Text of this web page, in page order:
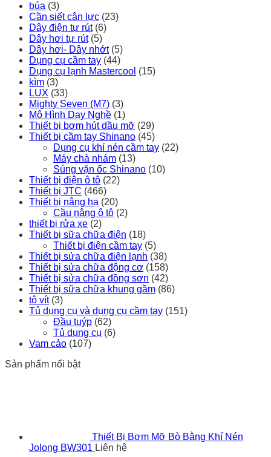
búa (3)
Cần siết cân lực (23)
Dây điện tự rút (6)
Dây hơi tự rút (5)
Dây hơi- Dây nhớt (5)
Dụng cụ cầm tay (44)
Dụng cụ lạnh Mastercool (15)
kìm (3)
LUX (33)
Mighty Seven (M7) (3)
Mô Hình Dạy Nghề (1)
Thiết bị bơm hút dầu mỡ (29)
Thiết bị cầm tay Shinano (45)
Dụng cụ khí nén cầm tay (22)
Máy chà nhám (13)
Súng vặn ốc Shinano (10)
Thiết bị điện ô tô (22)
Thiết bị JTC (466)
Thiết bị nâng hạ (20)
Cầu nâng ô tô (2)
thiết bị rửa xe (2)
Thiết bị sữa chữa điện (18)
Thiết bị điện cầm tay (5)
Thiết bị sửa chữa điện lạnh (38)
Thiết bị sửa chữa động cơ (158)
Thiết bị sửa chữa đồng sơn (42)
Thiết bị sữa chữa khung gầm (86)
tô vít (3)
Tủ dụng cụ và dụng cụ cầm tay (151)
Đầu tuýp (62)
Tủ dụng cụ (6)
Vam cảo (107)
Sản phẩm nổi bật
Thiết Bị Bơm Mỡ Bò Bằng Khí Nén
Jolong BW301 Liên hệ